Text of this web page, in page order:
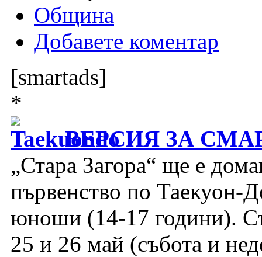
Община
Добавете коментар
[smartads]
*
ВЕРСИЯ ЗА
„Стара Загора“ ще е
първенство по Таекуон-
юноши (14-17 години).
25 и 26 май (събота и